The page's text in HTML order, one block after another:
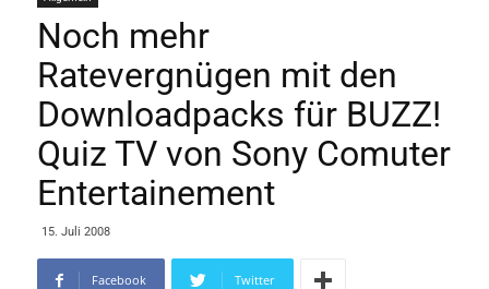
Noch mehr
Ratevergnügen mit den
Downloadpacks für BUZZ!
Quiz TV von Sony Comuter
Entertainement
15. Juli 2008
Facebook Twitter